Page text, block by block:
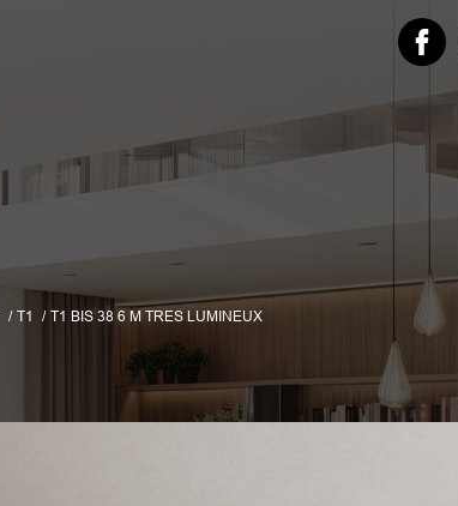
T1 T1 BIS 38 6 M TRES LUMINEUX